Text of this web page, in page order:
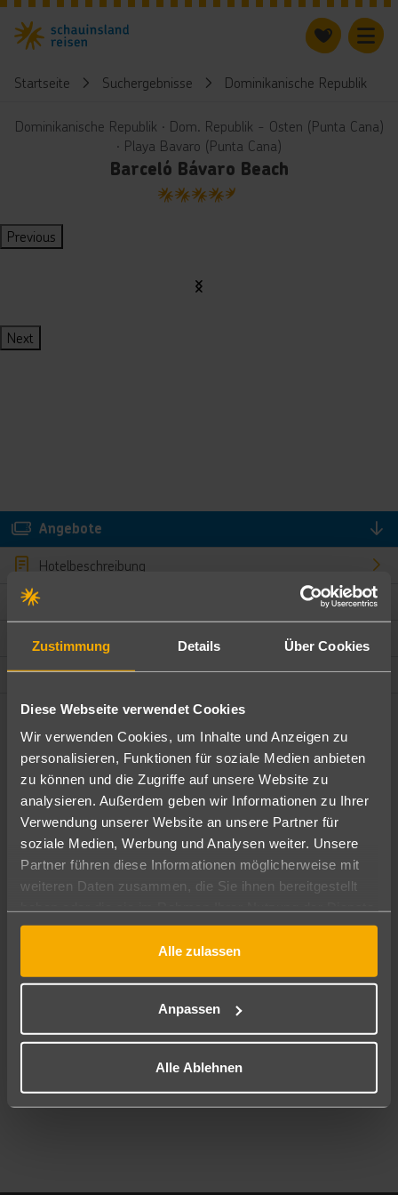
Zustimmung Details Über Cookies
Diese Webseite verwendet Cookies
Wir verwenden Cookies, um Inhalte und Anzeigen zu
personalisieren, Funktionen für soziale Medien anbieten
zu können und die Zugriffe auf unsere Website zu
analysieren. Außerdem geben wir Informationen zu Ihrer
Verwendung unserer Website an unsere Partner für
soziale Medien, Werbung und Analysen weiter. Unsere
Partner führen diese Informationen möglicherweise mit
weiteren Daten zusammen, die Sie ihnen bereitgestellt
gesammelt haben.
Alle zulassen
Anpassen
Alle Ablehnen
Startseite Suchergebnisse Dominikanische Republik
Dominikanische Republik ∙ Dom. Republik - Osten (Punta Cana)
∙ Playa Bavaro (Punta Cana)
Barceló Bávaro Beach
4.5
Previous
Next
Angebote
Hotelbeschreibung
Hotelmerkmale
Bewertungen
Lage und Umgebung
Angebote filtern
Ändere die Kriterien nach deinen Wünschen
Pauschal Nur Hotel
Abflughafen
Reisezeitraum
10.08.26–08.08.27 7-21 Nächte
2 Erwachsene Keine Kinder